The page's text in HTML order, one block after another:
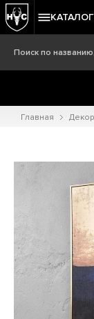
КАТАЛОГ
Главная